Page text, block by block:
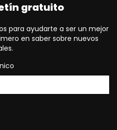
gratuito
para ayudarte a ser un mejor
en saber sobre nuevos